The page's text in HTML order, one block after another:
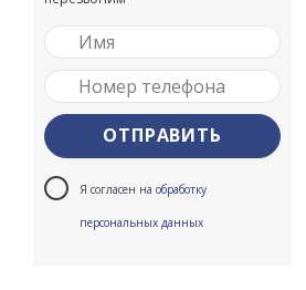
Я согласен на обработку
персональных данных